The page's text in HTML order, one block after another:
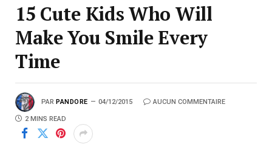
15 Cute Kids Who Will
Make You Smile Every
Time
PAR PANDORE 04/12/2015 AUCUN COMMENTAIRE
2 MINS READ